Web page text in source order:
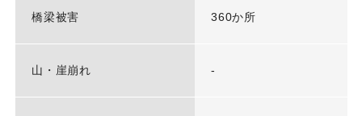
橋梁被害 360か所
山・崖崩れ -